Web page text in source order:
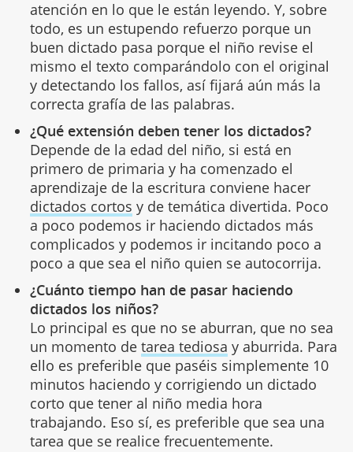
atención en lo que le están leyendo. Y, sobre
todo, es un estupendo refuerzo porque un
buen dictado pasa porque el niño revise el
mismo el texto comparándolo con el original
y detectando los fallos, así fijará aún más la
correcta grafía de las palabras.
¿Qué extensión deben tener los dictados?
Depende de la edad del niño, si está en
primero de primaria y ha comenzado el
aprendizaje de la escritura conviene hacer
dictados cortos y de temática divertida. Poco
a poco podemos ir haciendo dictados más
complicados y podemos ir incitando poco a
poco a que sea el niño quien se autocorrija.
¿Cuánto tiempo han de pasar haciendo
dictados los niños?
Lo principal es que no se aburran, que no sea
un momento de tarea tediosa y aburrida. Para
ello es preferible que paséis simplemente 10
minutos haciendo y corrigiendo un dictado
corto que tener al niño media hora
trabajando. Eso sí, es preferible que sea una
tarea que se realice frecuentemente.